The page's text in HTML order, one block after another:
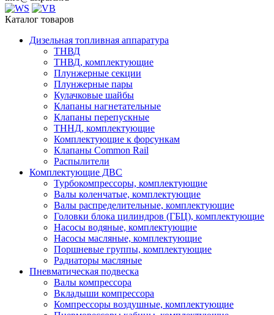
Каталог товаров
Дизельная топливная аппаратура
ТНВД
ТНВД, комплектующие
Плунжерные секции
Плунжерные пары
Кулачковые шайбы
Клапаны нагнетательные
Клапаны перепускные
ТННД, комплектующие
Комплектующие к форсункам
Клапаны Common Rail
Распылители
Комплектующие ДВС
Турбокомпрессоры, комплектующие
Валы коленчатые, комплектующие
Валы распределительные, комплектующие
Головки блока цилиндров (ГБЦ), комплектующие
Насосы водяные, комплектующие
Насосы масляные, комплектующие
Поршневые группы, комплектующие
Радиаторы масляные
Пневматическая подвеска
Валы компрессора
Вкладыши компрессора
Компрессоры воздушные, комплектующие